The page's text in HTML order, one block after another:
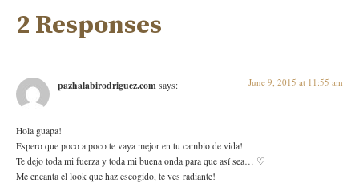
2 Responses
pazhalabirodriguez.com says: June 9, 2015 at 11:55 am
Hola guapa!
Espero que poco a poco te vaya mejor en tu cambio de vida!
Te dejo toda mi fuerza y toda mi buena onda para que así sea… ♡
Me encanta el look que haz escogido, te ves radiante!